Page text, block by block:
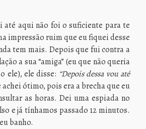
até aqui não foi o suficiente para te
impressão ruim que eu fiquei desse
tem mais. Depois que fui contra a
a sua “amiga” (eu que não queria
ele), ele disse: “Depois dessa vou até
achei ótimo, pois era a brecha que eu
as horas. Dei uma espiada no
e já tínhamos passado 12 minutos.
banho.